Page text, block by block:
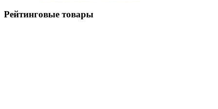
Рейтинговые товары